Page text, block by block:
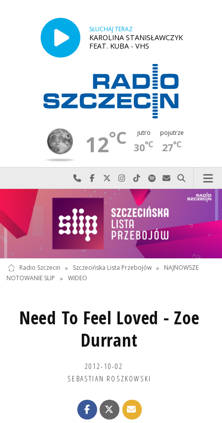
SŁUCHAJ TERAZ
KAROLINA STANISŁAWCZYK
FEAT. KUBA - VHS
12°C jutro
30°C
pojutrze
27°C
Najlepiej po prostu do nas zadzwoń
Odwiedź nas na Facebook-u
Odwiedź nas na X
Odwiedź nas na Instagram-ie
Odwiedź nas na TikTok-u
Szukaj nas na Spotify
Wyślij do nas
Szukaj
Radio Szczecin » Szczecińska Lista Przebojów »
NAJNOWSZE
NOTOWANIE SLIP
» WIDEO
Need To Feel Loved - Zoe
Durrant
2012-10-02
SEBASTIAN ROSZKOWSKI